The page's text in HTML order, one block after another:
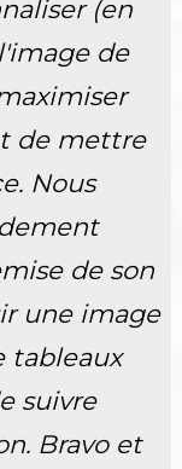
(en
de
de mettre
Nous
de son
une image
tableaux
suivre
Bravo et